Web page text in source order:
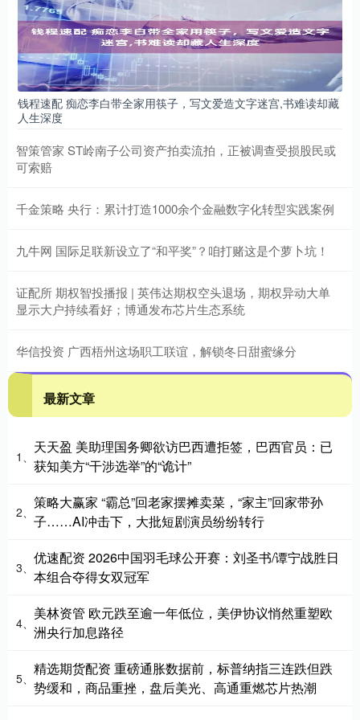
钱程速配 痴恋李白带全家用筷子，写文爱造文字迷宫,书难读却藏
人生深度
智策管家 ST岭南子公司资产拍卖流拍，正被调查受损股民或
可索赔
千金策略 央行：累计打造1000余个金融数字化转型实践案例
九牛网 国际足联新设立了“和平奖”？咱打赌这是个萝卜坑！
证配所 期权智投播报 | 英伟达期权空头退场，期权异动大单
显示大户持续看好；博通发布芯片生态系统
华信投资 广西梧州这场职工联谊，解锁冬日甜蜜缘分
最新文章
1、
天天盈 美助理国务卿欲访巴西遭拒签，巴西官员：已
获知美方“干涉选举”的“诡计”
2、
策略大赢家 “霸总”回老家摆摊卖菜，“家主”回家带孙
子……AI冲击下，大批短剧演员纷纷转行
3、
优速配资 2026中国羽毛球公开赛：刘圣书/谭宁战胜日
本组合夺得女双冠军
4、
美林资管 欧元跌至逾一年低位，美伊协议悄然重塑欧
洲央行加息路径
5、
精选期货配资 重磅通胀数据前，标普纳指三连跌但跌
势缓和，商品重挫，盘后美光、高通重燃芯片热潮